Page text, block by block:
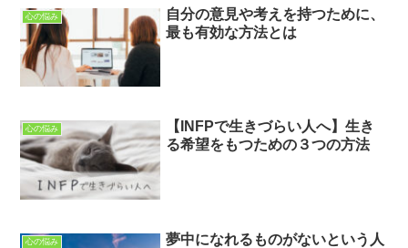
心の悩み
自分の意見や考えを持つために、
最も有効な方法とは
心の悩み
【INFPで生きづらい人へ】生き
る希望をもつための３つの方法
心の悩み
夢中になれるものがないという人